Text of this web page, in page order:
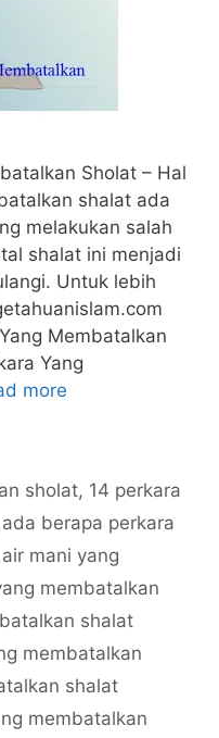
Sholat – Hal
shalat ada
melakukan salah
shalat ini menjadi
Untuk lebih
Membatalkan
Yang
more
sholat, 14 perkara
ada berapa perkara
air mani yang
membatalkan
shalat
membatalkan
shalat
membatalkan